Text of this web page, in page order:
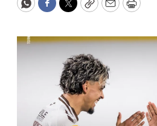
WhatsApp
Facebook
Twitter
CopyEmailPrint